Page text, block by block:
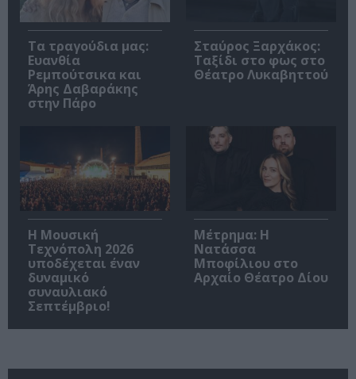
Τα τραγούδια μας:
Ευανθία
Ρεμπούτσικα και
Άρης Δαβαράκης
στην Πάρο
Σταύρος Ξαρχάκος:
Ταξίδι στο φως στο
Θέατρο Λυκαβηττού
Η Μουσική
Τεχνόπολη 2026
υποδέχεται έναν
δυναμικό
συναυλιακό
Σεπτέμβριο!
Μέτρημα: Η
Νατάσσα
Μποφίλιου στο
Αρχαίο Θέατρο Δίου